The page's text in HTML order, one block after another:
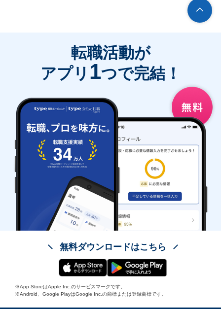
転職活動が
アプリ 1つで完結！
無料ダウンロードはこちら
※App StoreはApple Inc.のサービスマークです。
※Android、Google PlayはGoogle Inc.の商標または登録商標です。